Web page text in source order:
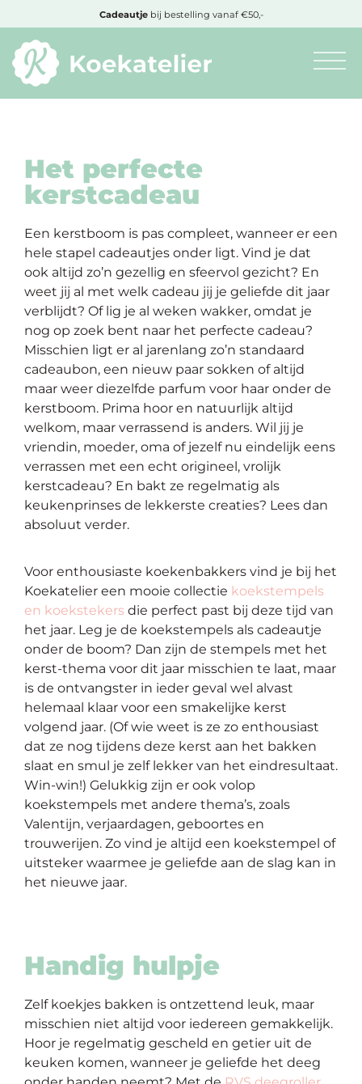
Minimum
Nieuwe
producten
Producten
op
soort
Producten
op
thema
Maatwerk
Cursussen
Gratis
Outlet
bij bestelling vanaf €50,-
Het perfecte
kerstcadeau
Een kerstboom is pas compleet, wanneer er een
hele stapel cadeautjes onder ligt. Vind je dat
ook altijd zo’n gezellig en sfeervol gezicht? En
weet jij al met welk cadeau jij je geliefde dit jaar
verblijdt? Of lig je al weken wakker, omdat je
nog op zoek bent naar het perfecte cadeau?
Misschien ligt er al jarenlang zo’n standaard
cadeaubon, een nieuw paar sokken of altijd
maar weer diezelfde parfum voor haar onder de
kerstboom. Prima hoor en natuurlijk altijd
welkom, maar verrassend is anders. Wil jij je
vriendin, moeder, oma of jezelf nu eindelijk eens
verrassen met een echt origineel, vrolijk
kerstcadeau? En bakt ze regelmatig als
keukenprinses de lekkerste creaties? Lees dan
absoluut verder.
Voor enthousiaste koekenbakkers vind je bij het
Koekatelier een mooie collectie koekstempels
en koekstekers die perfect past bij deze tijd van
het jaar. Leg je de koekstempels als cadeautje
onder de boom? Dan zijn de stempels met het
kerst-thema voor dit jaar misschien te laat, maar
is de ontvangster in ieder geval wel alvast
helemaal klaar voor een smakelijke kerst
volgend jaar. (Of wie weet is ze zo enthousiast
dat ze nog tijdens deze kerst aan het bakken
slaat en smul je zelf lekker van het eindresultaat.
Win-win!) Gelukkig zijn er ook volop
koekstempels met andere thema’s, zoals
Valentijn, verjaardagen, geboortes en
trouwerijen. Zo vind je altijd een koekstempel of
uitsteker waarmee je geliefde aan de slag kan in
het nieuwe jaar.
Handig hulpje
Zelf koekjes bakken is ontzettend leuk, maar
misschien niet altijd voor iedereen gemakkelijk.
Hoor je regelmatig gescheld en getier uit de
keuken komen, wanneer je geliefde het deeg